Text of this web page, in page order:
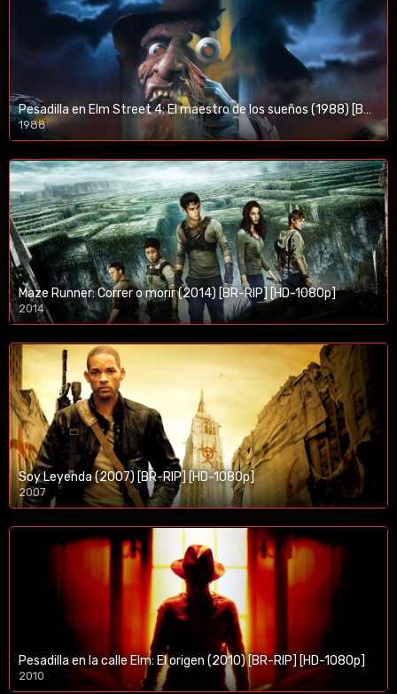
Pesadilla en Elm Street 4: El maestro de los sueños (1988) [BR-RIP] [HD-1080p]
1988
Maze Runner: Correr o morir (2014) [BR-RIP] [HD-1080p]
2014
1080p/720p
Soy Leyenda (2007) [BR-RIP] [HD-1080p]
2007
1080p/720p
Pesadilla en la calle Elm: El origen (2010) [BR-RIP] [HD-1080p]
2010
1080p/720p